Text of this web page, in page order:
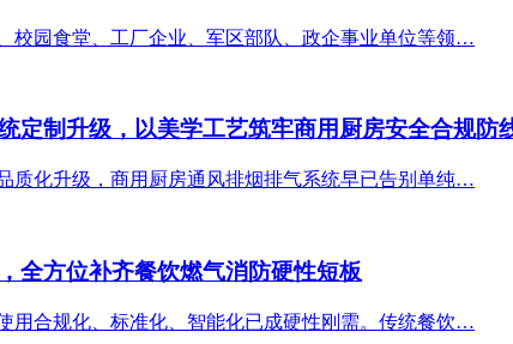
校园食堂、工厂企业、军区部队、政企事业单位等领…
定制升级，以美学工艺筑牢商用厨房安全合规防
质化升级，商用厨房通风排烟排气系统早已告别单纯…
全方位补齐餐饮燃气消防硬性短板
用合规化、标准化、智能化已成硬性刚需。传统餐饮…